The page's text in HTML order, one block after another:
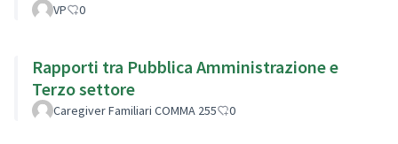
VP 0
Rapporti tra Pubblica Amministrazione e
Terzo settore
Caregiver Familiari COMMA 255 0